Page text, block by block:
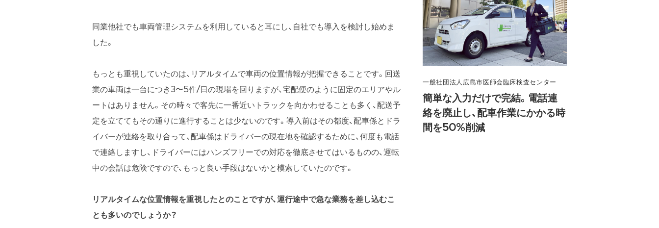
同業他社でも車両管理システムを利用していると耳にし、自社でも導入を検討し始めま
した。
もっとも重視していたのは、リアルタイムで車両の位置情報が把握できることです。回送
業の車両は一台につき3〜5件/日の現場を回りますが、宅配便のように固定のエリアやル
ートはありません。その時々で客先に一番近いトラックを向かわせることも多く、配送予
定を立ててもその通りに進行することは少ないのです。導入前はその都度、配車係とドラ
イバーが連絡を取り合って、配車係はドライバーの現在地を確認するために、何度も電話
で連絡しますし、ドライバーにはハンズフリーでの対応を徹底させてはいるものの、運転
中の会話は危険ですので、もっと良い手段はないかと模索していたのです。
リアルタイムな位置情報を重視したとのことですが、運行途中で急な業務を差し込むこ
とも多いのでしょうか？
一般社団法人広島市医師会臨床検査センター
簡単な入力だけで完結。電話連
絡を廃止し、配車作業にかかる時
間を50%削減